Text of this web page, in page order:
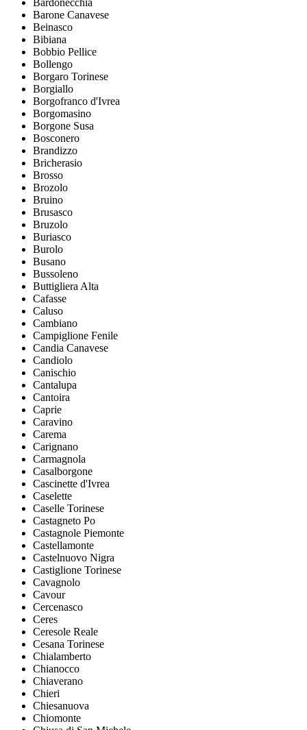
Bardonecchia
Barone Canavese
Beinasco
Bibiana
Bobbio Pellice
Bollengo
Borgaro Torinese
Borgiallo
Borgofranco d'Ivrea
Borgomasino
Borgone Susa
Bosconero
Brandizzo
Bricherasio
Brosso
Brozolo
Bruino
Brusasco
Bruzolo
Buriasco
Burolo
Busano
Bussoleno
Buttigliera Alta
Cafasse
Caluso
Cambiano
Campiglione Fenile
Candia Canavese
Candiolo
Canischio
Cantalupa
Cantoira
Caprie
Caravino
Carema
Carignano
Carmagnola
Casalborgone
Cascinette d'Ivrea
Caselette
Caselle Torinese
Castagneto Po
Castagnole Piemonte
Castellamonte
Castelnuovo Nigra
Castiglione Torinese
Cavagnolo
Cavour
Cercenasco
Ceres
Ceresole Reale
Cesana Torinese
Chialamberto
Chianocco
Chiaverano
Chieri
Chiesanuova
Chiomonte